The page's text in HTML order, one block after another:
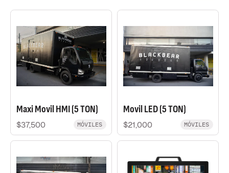
Maxi Movil HMI (5 TON)
$37,500 MÓVILES
Movil LED (5 TON)
$21,000 MÓVILES